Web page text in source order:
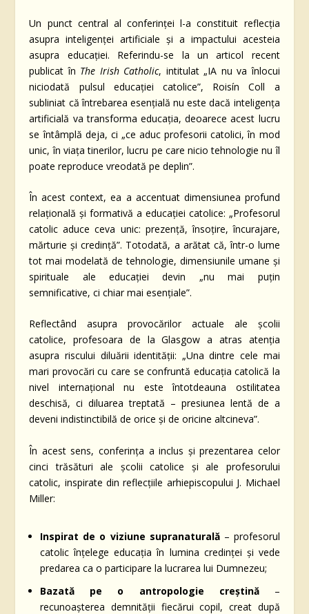
Un punct central al conferinței l-a constituit reflecția
asupra inteligenței artificiale și a impactului acesteia
asupra educației. Referindu-se la un articol recent
publicat în The Irish Catholic, intitulat „IA nu va înlocui
niciodată pulsul educației catolice”, Roisín Coll a
subliniat că întrebarea esențială nu este dacă inteligența
artificială va transforma educația, deoarece acest lucru
se întâmplă deja, ci „ce aduc profesorii catolici, în mod
unic, în viața tinerilor, lucru pe care nicio tehnologie nu îl
poate reproduce vreodată pe deplin”.
În acest context, ea a accentuat dimensiunea profund
relațională și formativă a educației catolice: „Profesorul
catolic aduce ceva unic: prezență, însoțire, încurajare,
mărturie și credință”. Totodată, a arătat că, într-o lume
tot mai modelată de tehnologie, dimensiunile umane și
spirituale ale educației devin „nu mai puțin
semnificative, ci chiar mai esențiale”.
Reflectând asupra provocărilor actuale ale școlii
catolice, profesoara de la Glasgow a atras atenția
asupra riscului diluării identității: „Una dintre cele mai
mari provocări cu care se confruntă educația catolică la
nivel internațional nu este întotdeauna ostilitatea
deschisă, ci diluarea treptată – presiunea lentă de a
deveni indistinctibilă de orice și de oricine altcineva”.
În acest sens, conferința a inclus și prezentarea celor
cinci trăsături ale școlii catolice și ale profesorului
catolic, inspirate din reflecțiile arhiepiscopului J. Michael
Miller:
Inspirat de o viziune supranaturală– profesorul
catolic înțelege educația în lumina credinței și vede
predarea ca o participare la lucrarea lui Dumnezeu;
Bazată pe o antropologie creștină–
recunoașterea demnității fiecărui copil, creat după